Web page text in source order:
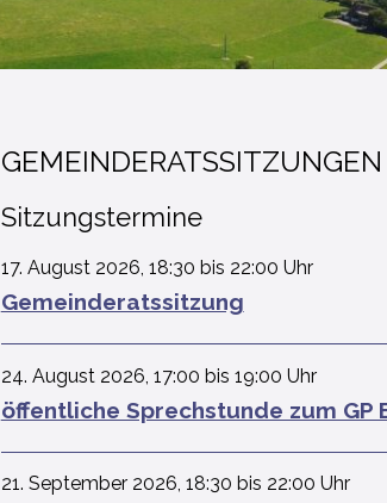
GEMEINDERATSSITZUNGEN
Sitzungstermine
Gemeinderatssitzung
17. August 2026, 18:30 bis 22:00 Uhr
öffentliche Sprechstunde zum GP
24. August 2026 17:00 bis 19:00 Uhr
21. September 2026, 18:30 bis 22:00 Uhr